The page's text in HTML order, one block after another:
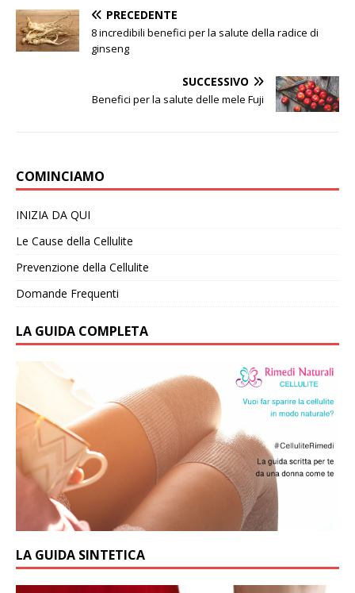
PRECEDENTE
8 incredibili benefici per la salute della radice di
ginseng
SUCCESSIVO
Benefici per la salute delle mele Fuji
COMINCIAMO
INIZIA DA QUI
Le Cause della Cellulite
Prevenzione della Cellulite
Domande Frequenti
LA GUIDA COMPLETA
LA GUIDA SINTETICA